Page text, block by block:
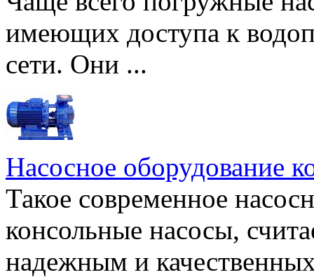
имеющих доступа к
сети. Они ...
Насосное оборудование
Такое современное
консольные насосы,
надежным и